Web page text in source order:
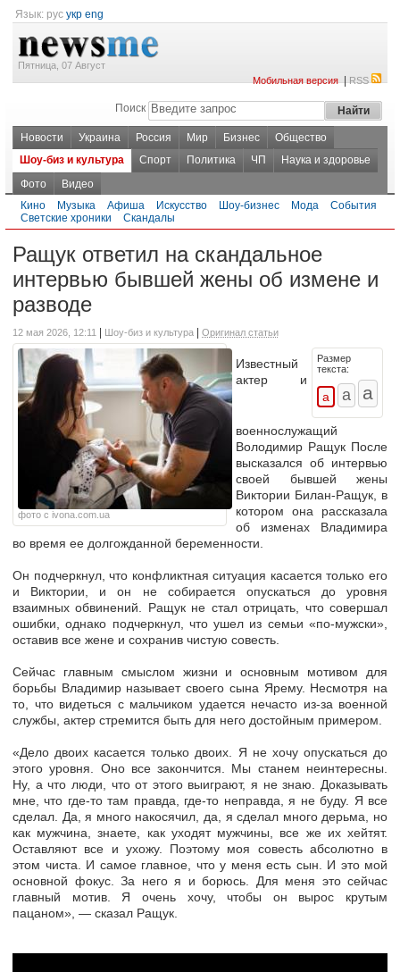
Язык: рус укр eng
Пятница, 07 Август
Мобильная версия|RSS
Поиск
Новости Украина Россия Мир Бизнес
Общество
Шоу-биз и культура
Спорт Политика ЧП
Наука и здоровье
Фото
Видео
Кино
Музыка Афиша Искусство Шоу-бизнес Мода
События
Светские хроники
Скандалы
Ращук ответил на скандальное
интервью бывшей жены об измене и
разводе
12 мая 2026, 12:11 Шоу-биз и культура Оригинал статьи
фото с ivona.com.ua
Размер
текста:
Известный
актер и
военнослужащий
Володимир Ращук После
высказался об интервью
своей бывшей жены
Виктории Билан-Ращук, в
котором она рассказала
об изменах Владимира
во время ее долгожданной беременности.
Он подчеркнул, что конфликтная ситуация касается только его
и Виктории, и он не собирается опускаться до уровня
взаимных обвинений. Ращук не стал отрицать, что совершал
ошибки, однако подчеркнул, что ушел из семьи «по-мужски»,
оставив все жене и сохранив чистую совесть.
Сейчас главным смыслом жизни и основным мотивом для
борьбы Владимир называет своего сына Ярему. Несмотря на
то, что видеться с мальчиком удается нечасто из-за военной
службы, актер стремится быть для него достойным примером.
«Дело двоих касается только двоих. Я не хочу опускаться до
этого уровня. Оно все закончится. Мы станем неинтересны.
Ну, а что люди, что от этого выиграют, я не знаю. Доказывать
мне, что где-то там правда, где-то неправда, я не буду. Я все
сделал. Да, я много накосячил, да, я сделал много дерьма, но
как мужчина, знаете, как уходят мужчины, все же их хейтят.
Оставляют все и ухожу. Поэтому моя совесть абсолютно в
этом чиста. И самое главное, что у меня есть сын. И это мой
основной фокус. За него я и борюсь. Для меня это сейчас
главный мотив. Я очень хочу, чтобы он вырос крутым
пацаном», — сказал Ращук.